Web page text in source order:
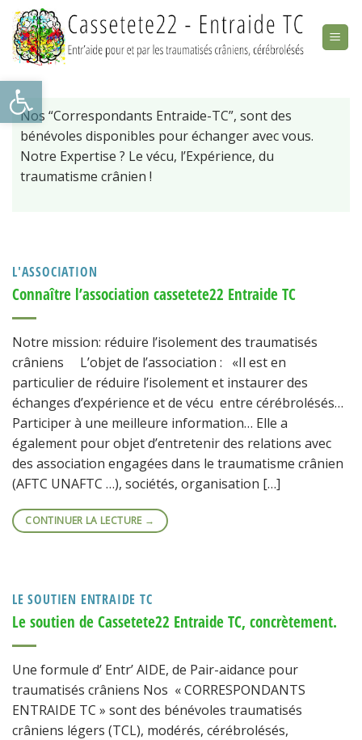
Ouvrir la barre d’outils
Skip
content
Nos “Correspondants Entraide-TC”, sont des
bénévoles disponibles pour échanger avec vous.
Notre Expertise ? Le vécu, l’Expérience, du
traumatisme crânien !
L'ASSOCIATION
Connaître l’association cassetete22 Entraide TC
Notre mission: réduire l’isolement des traumatisés
crâniens L’objet de l’association : «Il est en
particulier de réduire l’isolement et instaurer des
échanges d’expérience et de vécu entre cérébrolésés…
Participer à une meilleure information… Elle a
également pour objet d’entretenir des relations avec
des association engagées dans le traumatisme crânien
(AFTC UNAFTC …), sociétés, organisation […]
CONTINUER LA LECTURE →
LE SOUTIEN ENTRAIDE TC
Le soutien de Cassetete22 Entraide TC, concrètement.
Une formule d’ Entr’ AIDE, de Pair-aidance pour
traumatisés crâniens Nos « CORRESPONDANTS
ENTRAIDE TC » sont des bénévoles traumatisés
crâniens légers (TCL), modérés, cérébrolésés,